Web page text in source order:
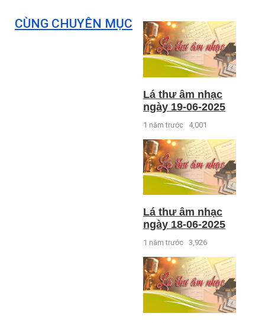
CÙNG CHUYÊN MỤC
Lá thư âm nhạc
ngày 19-06-2025
1 năm trước 4,001
Lá thư âm nhạc
ngày 18-06-2025
1 năm trước 3,926